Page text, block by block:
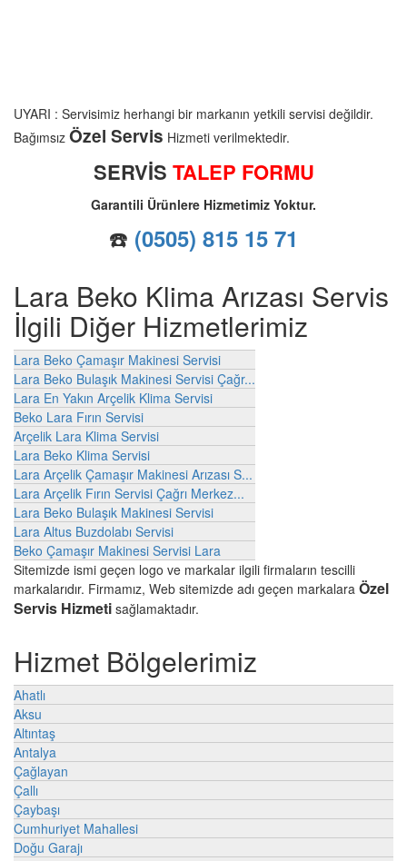
UYARI : Servisimiz herhangi bir markanın yetkili servisi değildir.
Bağımsız Özel Servis Hizmeti verilmektedir.
SERVİS TALEP FORMU
Garantili Ürünlere Hizmetimiz Yoktur.
☎️ (0505) 815 15 71
Lara Beko Klima Arızası Servis
İlgili Diğer Hizmetlerimiz
Lara Beko Çamaşır Makinesi Servisi
Lara Beko Bulaşık Makinesi Servisi Çağr...
Lara En Yakın Arçelik Klima Servisi
Beko Lara Fırın Servisi
Arçelik Lara Klima Servisi
Lara Beko Klima Servisi
Lara Arçelik Çamaşır Makinesi Arızası S...
Lara Arçelik Fırın Servisi Çağrı Merkez...
Lara Beko Bulaşık Makinesi Servisi
Lara Altus Buzdolabı Servisi
Beko Çamaşır Makinesi Servisi Lara
Sitemizde ismi geçen logo ve markalar ilgili firmaların tescilli
markalarıdır. Firmamız, Web sitemizde adı geçen markalara Özel
Servis Hizmeti sağlamaktadır.
Hizmet Bölgelerimiz
Ahatlı
Aksu
Altıntaş
Antalya
Çağlayan
Çallı
Çaybaşı
Cumhuriyet Mahallesi
Doğu Garajı